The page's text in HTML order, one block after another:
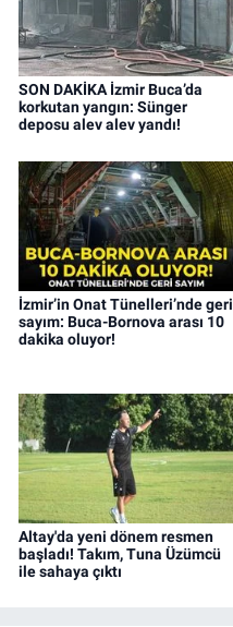
SON DAKİKA İzmir Buca’da
korkutan yangın: Sünger
deposu alev alev yandı!
İzmir’in Onat Tünelleri’nde geri
sayım: Buca-Bornova arası 10
dakika oluyor!
Altay'da yeni dönem resmen
başladı! Takım, Tuna Üzümcü
ile sahaya çıktı